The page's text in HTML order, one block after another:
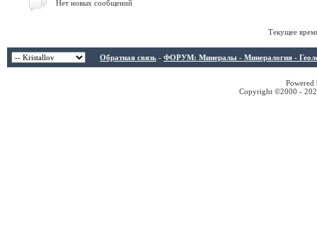
Нет новых сообщений
Текущее
Обратная связь - ФОРУМ: Минералы - Минералогия -
Copyright ©2000 -